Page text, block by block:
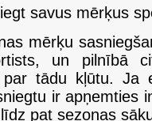
savus mērķus
mērķu
un pilnībā
par tādu kļūtu. Ja
ir apņemties
pat sezonas